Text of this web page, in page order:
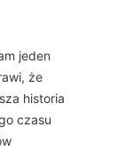
jeden
że
historia
czasu